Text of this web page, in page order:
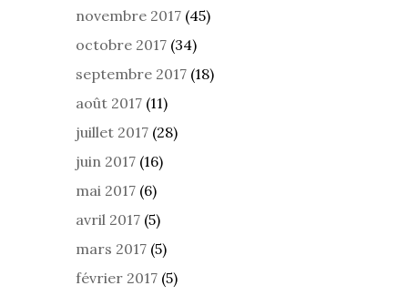
novembre 2017 (45)
octobre 2017 (34)
septembre 2017 (18)
août 2017 (11)
juillet 2017 (28)
juin 2017 (16)
mai 2017 (6)
avril 2017 (5)
mars 2017 (5)
février 2017 (5)